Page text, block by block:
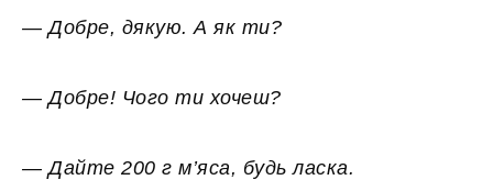
— Добре, дякую. А як ти?
— Добре! Чого ти хочеш?
— Дайте 200 г м’яса, будь ласка.